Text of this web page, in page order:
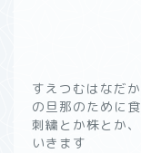
すえつむはなだ
の旦那のために
刺繍とか株とか
いきます